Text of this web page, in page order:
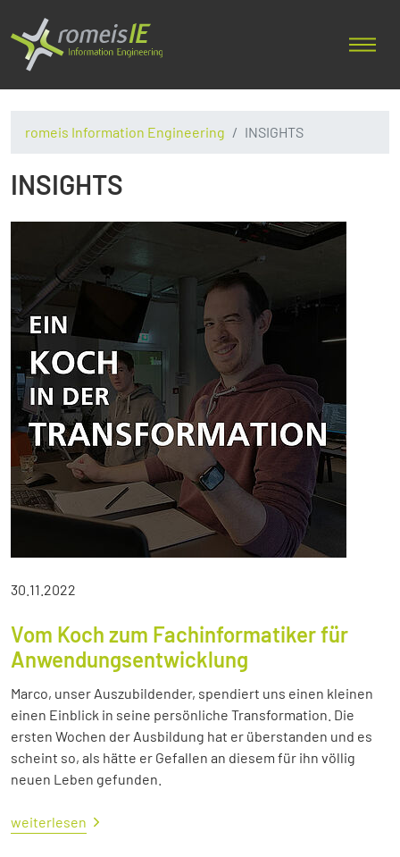
romeis Information Engineering INSIGHTS
INSIGHTS
30.11.2022
Vom Koch zum Fachinformatiker für
Anwendungsentwicklung
Marco, unser Auszubildender, spendiert uns einen kleinen
einen Einblick in seine persönliche Transformation. Die
ersten Wochen der Ausbildung hat er überstanden und es
scheint so, als hätte er Gefallen an diesem für ihn völlig
neuen Leben gefunden.
weiterlesen